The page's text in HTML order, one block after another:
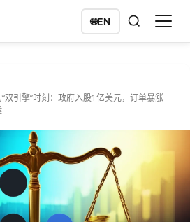
🌐EN
双引擎”时刻：政府入股1亿美元，订单暴涨